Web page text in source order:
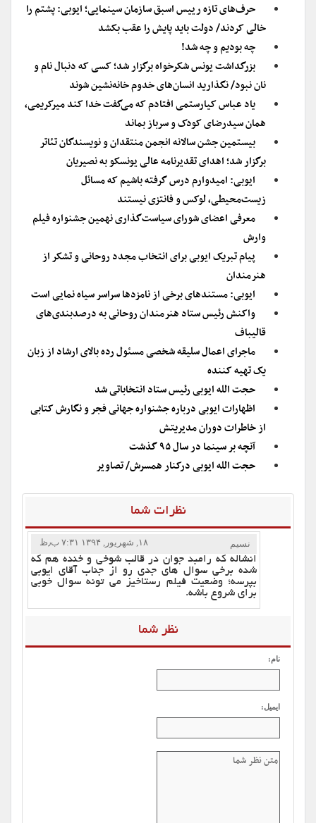
حرف‌های تازه رییس اسبق سازمان سینمایی؛ ایوبی: پشتم را
خالی کردند/ دولت باید پایش را عقب بکشد
چه بودیم و چه شد!
بزرگداشت یونس شکرخواه برگزار شد؛ کسی که دنبال نام و
نان نبود/ نگذارید انسان‌های خدوم خانه‌نشین شوند
یاد عباس کیارستمی افتادم که می‌گفت خدا کند میرکریمی،
همان سیدرضای کودک و سرباز بماند
بیستمین جشن سالانه انجمن منتقدان و نویسندگان تئاتر
برگزار شد؛ اهدای تقدیرنامه عالی یونسکو به نصیریان
ایوبی: امیدوارم درس گرفته باشیم که مسائل
زیست‌محیطی، لوکس و فانتزی نیستند
معرفی اعضای شورای سیاست‌گذاری نهمین جشنواره فیلم
وارش
پیام تبریک ایوبی برای انتخاب مجدد روحانی و تشکر از
هنرمندان
ایوبی: مستندهای برخی از نامزدها سراسر سیاه نمایی است
واکنش رئیس ستاد هنرمندان روحانی به درصدبندی‌های
قالیباف
ماجرای اعمال سلیقه شخصی مسئول رده بالای ارشاد از زبان
یک تهیه کننده
حجت الله ایوبی رئیس ستاد انتخاباتی شد
اظهارات ایوبی درباره جشنواره جهانی فجر و نگارش کتابی
از خاطرات دوران مدیریتش
آنچه بر سینما در سال ۹۵ گذشت
حجت الله ایوبی درکنار همسرش/ تصاویر
نظرات شما
نسیم ۱۸, شهریور, ۱۳۹۴ ۷:۳۱ ب٫ظ
انشاله که رامبد جوان در قالب شوخی و خنده هم که
شده برخی سوال های جدی رو از جناب آقای ایوبی
بپرسه؛ وضعیت فیلم رستاخیز می تونه سوال خوبی
برای شروع باشه.
نظر شما
نام:
ایمیل: